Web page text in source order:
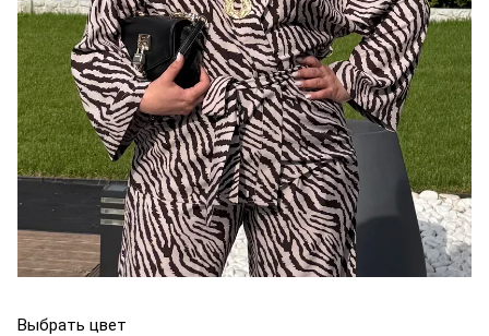
Выбрать цвет